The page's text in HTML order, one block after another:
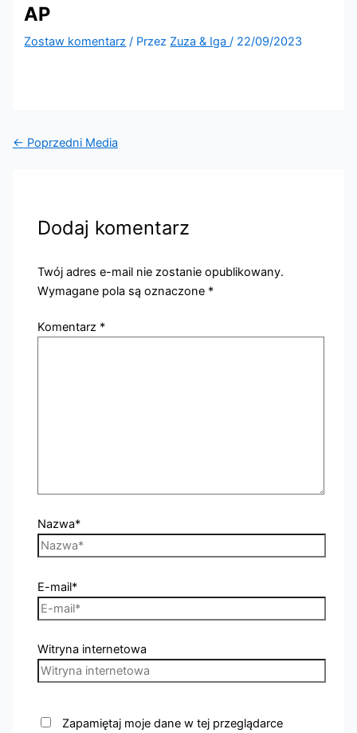
AP
Zostaw komentarz / Przez Zuza & Iga/ 22/09/2023
← Poprzedni Media
Dodaj komentarz
Twój adres e-mail nie zostanie opublikowany.
Wymagane pola są oznaczone *
Komentarz *
Nazwa*
E-mail*
Witryna internetowa
Zapamiętaj moje dane w tej przeglądarce